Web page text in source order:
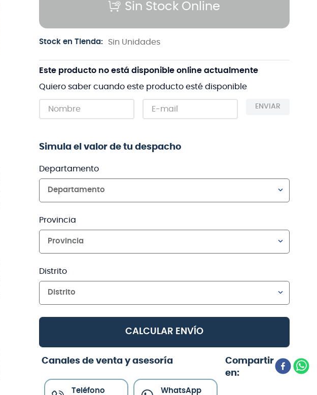
Sin Stock Online
Stock en Tienda: Sin Unidades
Este producto no está disponible online actualmente
Quiero saber cuando este producto esté disponible
ENVIAR
Simula el valor de tu despacho
Departamento
Departamento
Provincia
Provincia
Distrito
Distrito
CALCULAR ENVÍO
Canales de venta y asesoría
Teléfono WhatsApp